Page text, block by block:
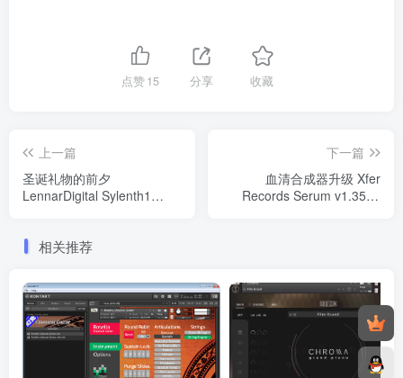
点赞15 分享 收藏
上一篇
圣诞礼物的前夕
LennarDigital Sylenth1
下一篇
血清合成器升级 Xfer
Records Serum v1.35b7
相关推荐